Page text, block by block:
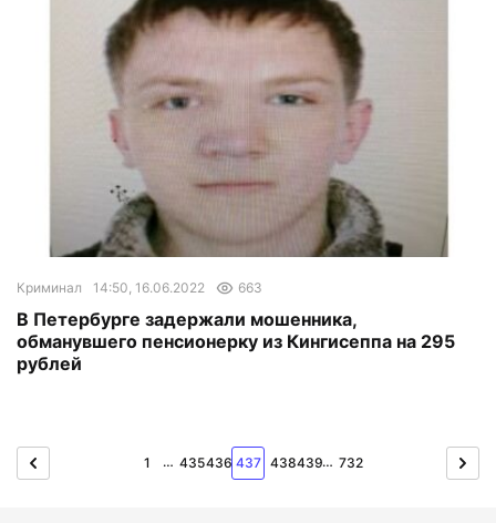
Криминал 14:50, 16.06.2022 663
В Петербурге задержали мошенника,
обманувшего пенсионерку из Кингисеппа на 295
рублей
1 … 435436 437 438439… 732